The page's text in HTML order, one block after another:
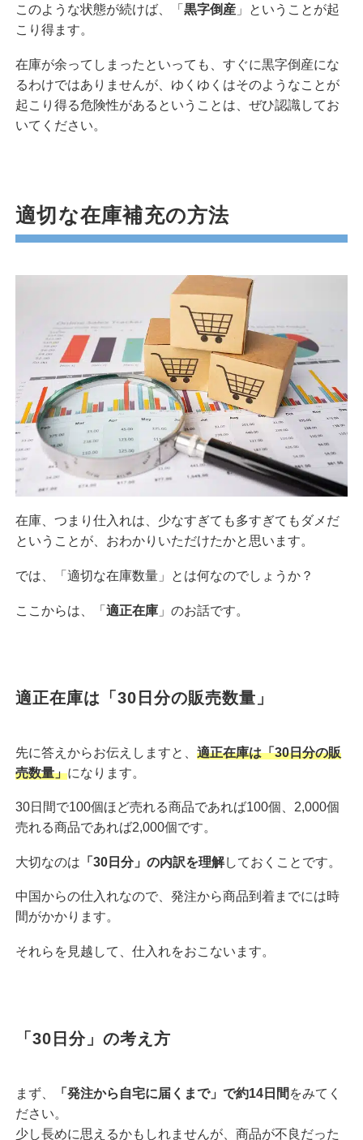
このような状態が続けば、「 黒字倒産 」ということが起
こり得ます。
在庫が余ってしまったといっても、すぐに黒字倒産にな
るわけではありませんが、ゆくゆくはそのようなことが
起こり得る危険性があるということは、ぜひ認識してお
いてください。
適切な在庫補充の方法
在庫、つまり仕入れは、少なすぎても多すぎてもダメだ
ということが、おわかりいただけたかと思います。
では、「適切な在庫数量」とは何なのでしょうか？
ここからは、「 適正在庫 」のお話です。
適正在庫は「30日分の販売数量」
先に答えからお伝えしますと、 適正在庫は「30日分の販
売数量」になります。
30日間で100個ほど売れる商品であれば100個、2,000個
売れる商品であれば2,000個です。
大切なのは 「30日分」の内訳を理解しておくことです。
中国からの仕入れなので、発注から商品到着までには時
間がかかります。
それらを見越して、仕入れをおこないます。
「30日分」の考え方
まず、 「発注から自宅に届くまで」で約14日間 をみてく
ださい。
少し長めに思えるかもしれませんが、商品が不良だった